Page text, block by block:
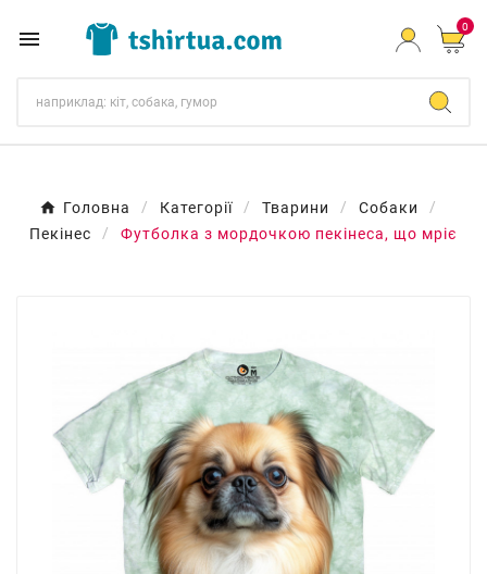
 0
Головна Категорії Тварини
Собаки
Пекінес
Футболка з мордочкою пекінеса, що мріє